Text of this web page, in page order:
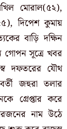
মোরাল(৫২),
দিপেশ কুমায়
বাড়ি দক্ষিন
গোপন সূত্রে খবর
দফতরের যৌথ
জহুরা তলার
গ্রেপ্তার করে
নাম উঠে